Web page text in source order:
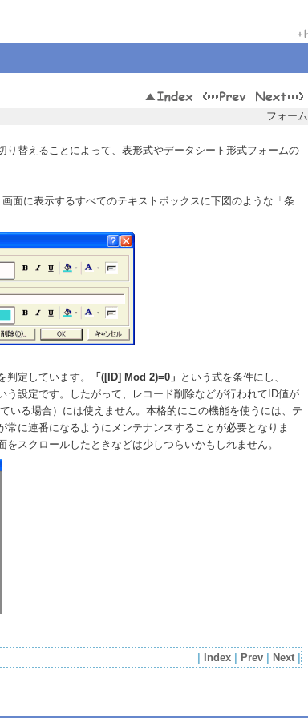
フォーム
替えることによって、表形式やデータシート形式フォームの
面に表示するすべてのテキストボックスに下図のような「条
定しています。 「([ID] Mod 2)=0」 という式を条件にし、
う設定です。したがって、レコード削除などが行われてID値が
いる場合）には使えません。本格的にこの機能を使うには、テ
に連番になるようにメンテナンスすることが必要となりま
スクロールしたときなどは少しつらいかもしれません。
Index Prev Next |